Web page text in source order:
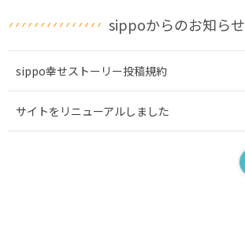
sippoからのお知らせ
sippo幸せストーリー投稿規約
サイトをリニューアルしました